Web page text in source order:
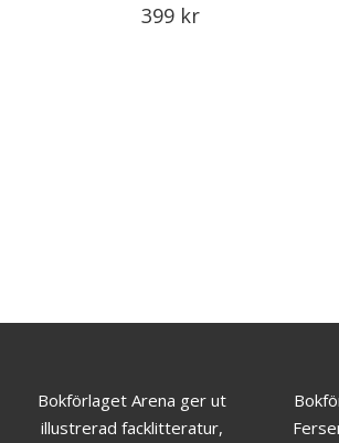
399 kr
Bokförlaget Arena ger ut
illustrerad facklitteratur,